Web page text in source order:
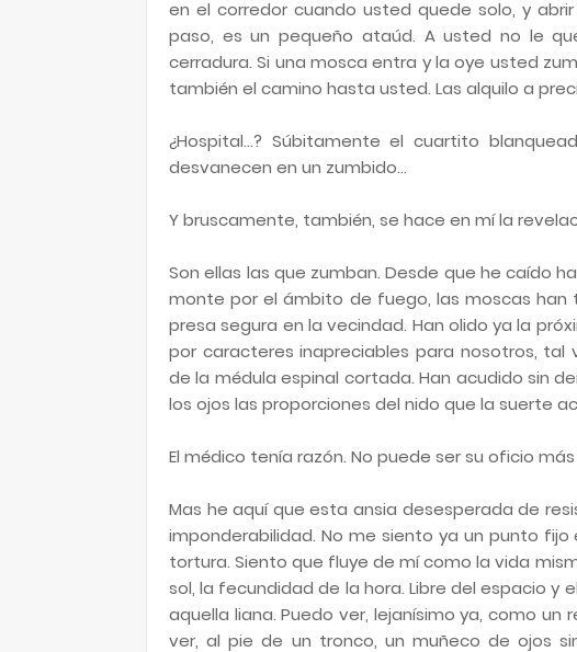
en el corredor cuando usted quede solo, y
paso, es un pequeño ataúd. A usted no le
cerradura. Si una mosca entra y la oye usted
también el camino hasta usted. Las alquilo a
¿Hospital…? Súbitamente el cuartito
desvanecen en un zumbido…
Y bruscamente, también, se hace en mí la
Son ellas las que zumban. Desde que he caído
monte por el ámbito de fuego, las moscas han
presa segura en la vecindad. Han olido ya la
por caracteres inapreciables para nosotros,
de la médula espinal cortada. Han acudido sin
los ojos las proporciones del nido que la suerte
El médico tenía razón. No puede ser su oficio
Mas he aquí que esta ansia desesperada de
imponderabilidad. No me siento ya un punto
tortura. Siento que fluye de mí como la vida
sol, la fecundidad de la hora. Libre del espacio y
aquella liana. Puedo ver, lejanísimo ya, como
ver, al pie de un tronco, un muñeco de ojos